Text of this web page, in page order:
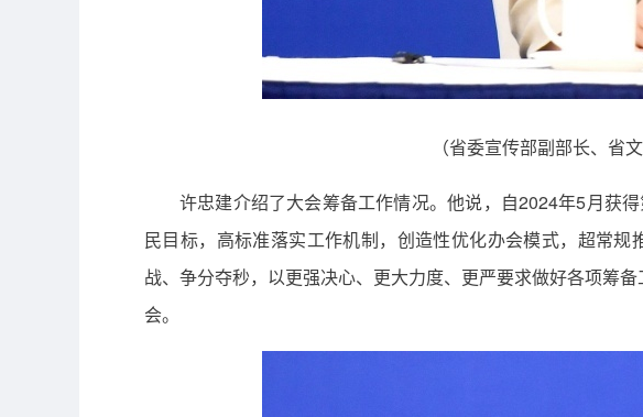
（省委宣传部副部长、省
许忠建介绍了大会筹备工作情况。他说，自2024年5月获
民目标，高标准落实工作机制，创造性优化办会模式，超常
战、争分夺秒，以更强决心、更大力度、更严要求做好各项筹
会。